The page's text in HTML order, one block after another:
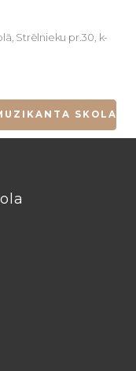
Strēlnieku pr.30, k-
SKOLAI